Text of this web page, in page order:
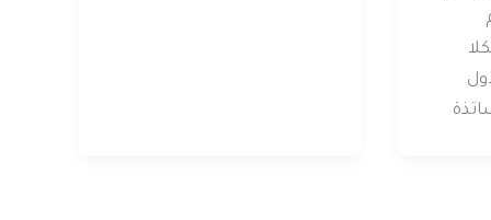
2025 (لكلا